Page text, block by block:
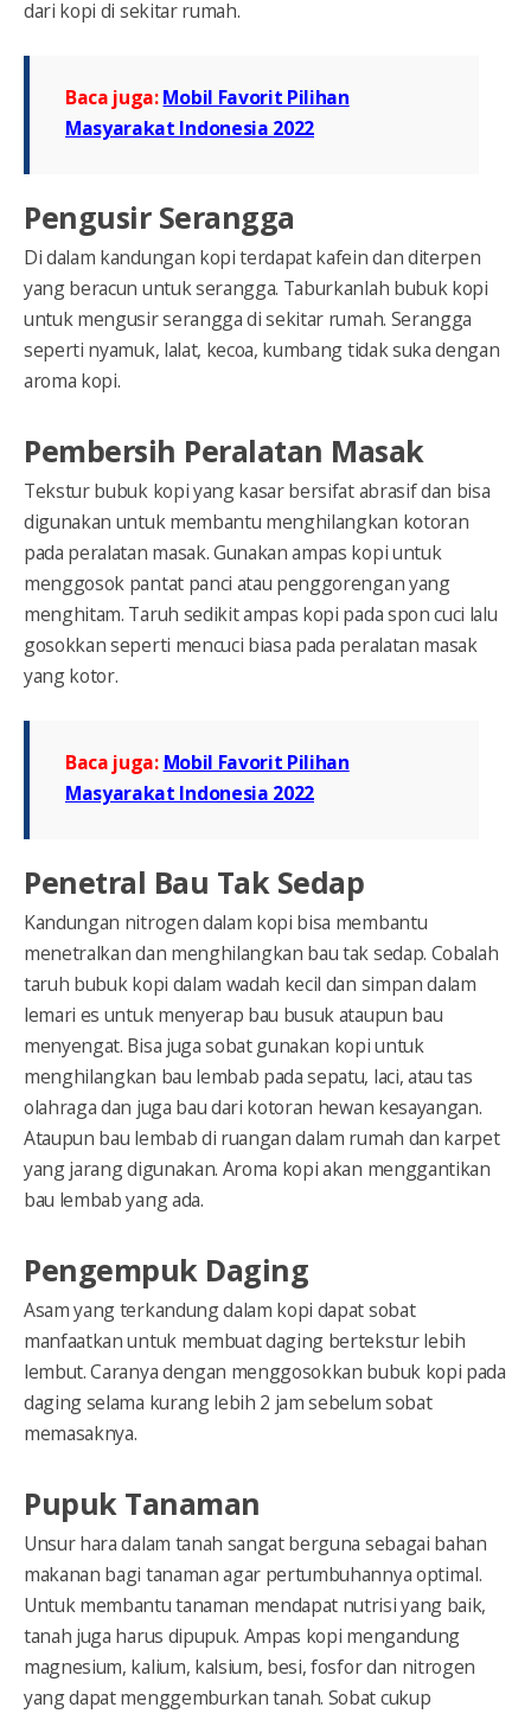
dari kopi di sekitar rumah.
Baca juga:Mobil Favorit Pilihan
Masyarakat Indonesia 2022
Pengusir Serangga
Di dalam kandungan kopi terdapat kafein dan diterpen
yang beracun untuk serangga. Taburkanlah bubuk kopi
untuk mengusir serangga di sekitar rumah. Serangga
seperti nyamuk, lalat, kecoa, kumbang tidak suka dengan
aroma kopi.
Pembersih Peralatan Masak
Tekstur bubuk kopi yang kasar bersifat abrasif dan bisa
digunakan untuk membantu menghilangkan kotoran
pada peralatan masak. Gunakan ampas kopi untuk
menggosok pantat panci atau penggorengan yang
menghitam. Taruh sedikit ampas kopi pada spon cuci lalu
gosokkan seperti mencuci biasa pada peralatan masak
yang kotor.
Baca juga: Mobil Favorit Pilihan
Masyarakat Indonesia 2022
Penetral Bau Tak Sedap
Kandungan nitrogen dalam kopi bisa membantu
menetralkan dan menghilangkan bau tak sedap. Cobalah
taruh bubuk kopi dalam wadah kecil dan simpan dalam
lemari es untuk menyerap bau busuk ataupun bau
menyengat. Bisa juga sobat gunakan kopi untuk
menghilangkan bau lembab pada sepatu, laci, atau tas
olahraga dan juga bau dari kotoran hewan kesayangan.
Ataupun bau lembab di ruangan dalam rumah dan karpet
yang jarang digunakan. Aroma kopi akan menggantikan
bau lembab yang ada.
Pengempuk Daging
Asam yang terkandung dalam kopi dapat sobat
manfaatkan untuk membuat daging bertekstur lebih
lembut. Caranya dengan menggosokkan bubuk kopi pada
daging selama kurang lebih 2 jam sebelum sobat
memasaknya.
Pupuk Tanaman
Unsur hara dalam tanah sangat berguna sebagai bahan
makanan bagi tanaman agar pertumbuhannya optimal.
Untuk membantu tanaman mendapat nutrisi yang baik,
tanah juga harus dipupuk. Ampas kopi mengandung
magnesium, kalium, kalsium, besi, fosfor dan nitrogen
yang dapat menggemburkan tanah. Sobat cukup